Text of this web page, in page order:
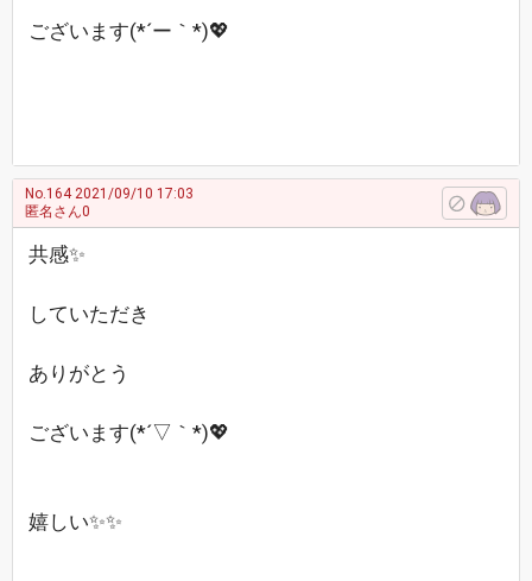
ございます(*´ー｀*)💖
No.1642021/09/10 17:03
匿名さん0
共感✨
していただき
ありがとう
ございます(*´▽｀*)💖
嬉しい✨✨